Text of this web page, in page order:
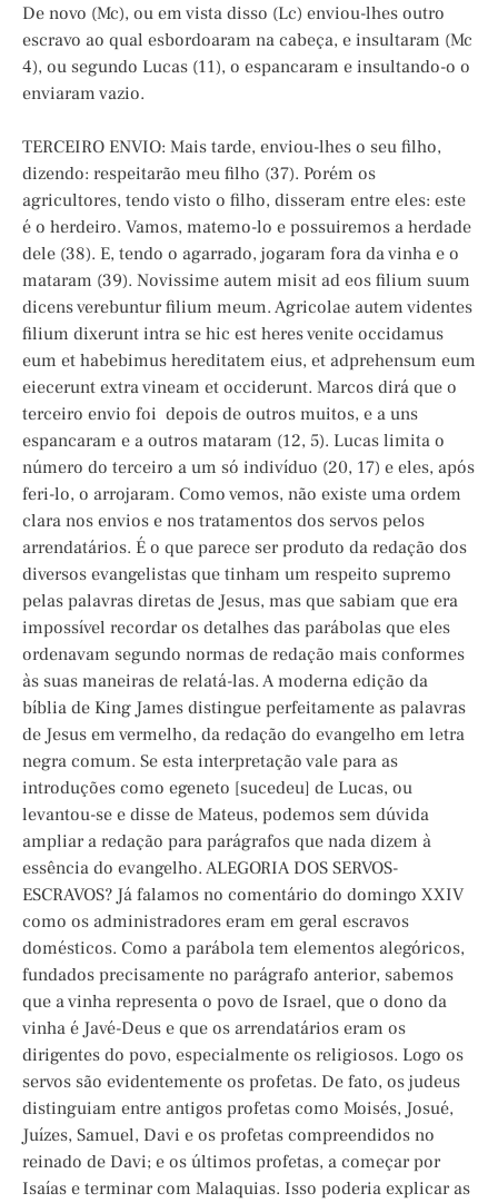
De novo (Mc), ou em vista disso (Lc) enviou-lhes outro
escravo ao qual esbordoaram na cabeça, e insultaram (Mc
4), ou segundo Lucas (11), o espancaram e insultando-o o
enviaram vazio.
TERCEIRO ENVIO: Mais tarde, enviou-lhes o seu filho,
dizendo: respeitarão meu filho (37). Porém os
agricultores, tendo visto o filho, disseram entre eles: este
é o herdeiro. Vamos, matemo-lo e possuiremos a herdade
dele (38). E, tendo o agarrado, jogaram fora da vinha e o
mataram (39). Novissime autem misit ad eos filium suum
dicens verebuntur filium meum. Agricolae autem videntes
filium dixerunt intra se hic est heres venite occidamus
eum et habebimus hereditatem eius, et adprehensum eum
eiecerunt extra vineam et occiderunt. Marcos dirá que o
terceiro envio foi depois de outros muitos, e a uns
espancaram e a outros mataram (12, 5). Lucas limita o
número do terceiro a um só indivíduo (20, 17) e eles, após
feri-lo, o arrojaram. Como vemos, não existe uma ordem
clara nos envios e nos tratamentos dos servos pelos
arrendatários. É o que parece ser produto da redação dos
diversos evangelistas que tinham um respeito supremo
pelas palavras diretas de Jesus, mas que sabiam que era
impossível recordar os detalhes das parábolas que eles
ordenavam segundo normas de redação mais conformes
às suas maneiras de relatá-las. A moderna edição da
bíblia de King James distingue perfeitamente as palavras
de Jesus em vermelho, da redação do evangelho em letra
negra comum. Se esta interpretação vale para as
introduções como egeneto [sucedeu] de Lucas, ou
levantou-se e disse de Mateus, podemos sem dúvida
ampliar a redação para parágrafos que nada dizem à
essência do evangelho. ALEGORIA DOS SERVOS-
ESCRAVOS? Já falamos no comentário do domingo XXIV
como os administradores eram em geral escravos
domésticos. Como a parábola tem elementos alegóricos,
fundados precisamente no parágrafo anterior, sabemos
que a vinha representa o povo de Israel, que o dono da
vinha é Javé-Deus e que os arrendatários eram os
dirigentes do povo, especialmente os religiosos. Logo os
servos são evidentemente os profetas. De fato, os judeus
distinguiam entre antigos profetas como Moisés, Josué,
Juízes, Samuel, Davi e os profetas compreendidos no
reinado de Davi; e os últimos profetas, a começar por
Isaías e terminar com Malaquias. Isso poderia explicar as